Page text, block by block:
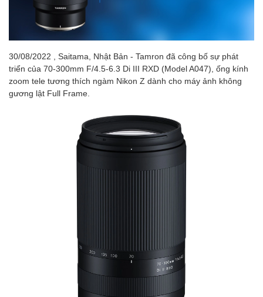
30/08/2022 , Saitama, Nhật Bản - Tamron đã công bố sự phát
triển của 70-300mm F/4.5-6.3 Di III RXD (Model A047), ống kính
zoom tele tương thích ngàm Nikon Z dành cho máy ảnh không
gương lật Full Frame.